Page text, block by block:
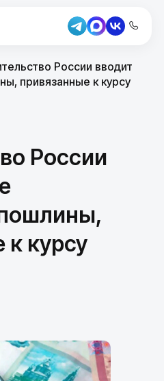
России вводит
привязанные к курсу
России
к курсу